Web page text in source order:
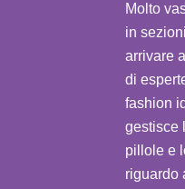
Molto
in
arrivare
di
fashion
gestisce
pillole e
riguardo